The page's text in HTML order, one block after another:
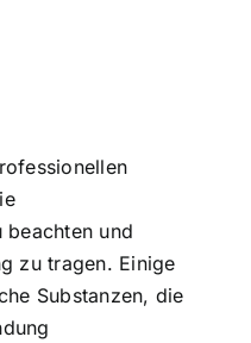
beachten und
zu tragen. Einige
Substanzen, die